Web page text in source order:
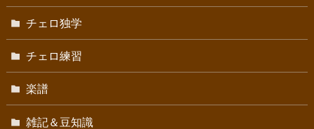
チェロ独学
チェロ練習
楽譜
雑記＆豆知識